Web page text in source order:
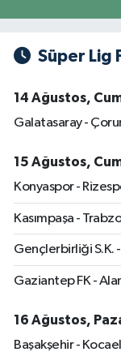
Süper Lig
14 Ağustos,
Galatasaray -
15 Ağustos,
Konyaspor -
Kasımpaşa -
Gençlerbirliği S.K.
Gaziantep FK -
16 Ağustos,
Başakşehir -